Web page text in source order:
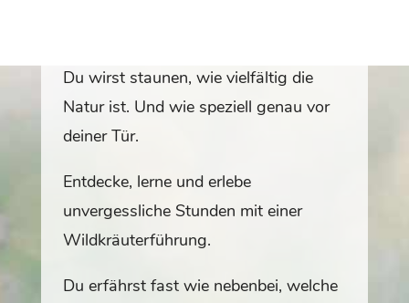
Du wirst staunen, wie vielfältig die
Natur ist. Und wie speziell genau vor
deiner Tür.
Entdecke, lerne und erlebe
unvergessliche Stunden mit einer
Wildkräuterführung.
Du erfährst fast wie nebenbei, welche